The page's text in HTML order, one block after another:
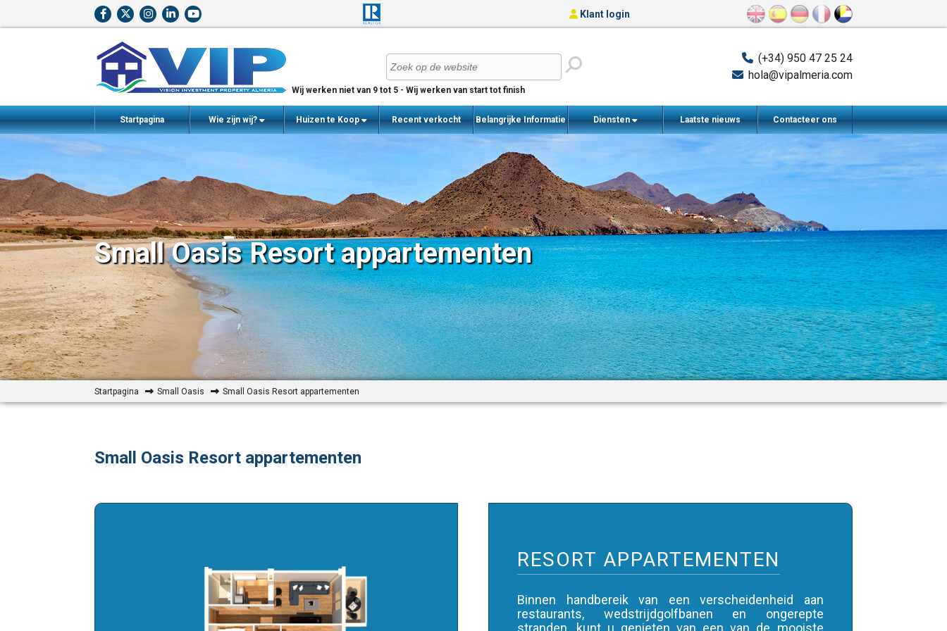
Wij werken niet van 9 tot 5 - Wij werken van start tot finish
(+34) 950 47 25 24
hola@vipalmeria.com
Klant login
Startpagina Wie zijn wij? Huizen te Koop Recent verkocht Belangrijke Informatie Diensten Laatste nieuws Contacteer ons
Small Oasis Resort appartementen
Startpagina Small Oasis Small Oasis Resort appartementen
Small Oasis Resort appartementen
RESORT APPARTEMENTEN
Binnen handbereik van een verscheidenheid aan
restaurants, wedstrijdgolfbanen en ongerepte